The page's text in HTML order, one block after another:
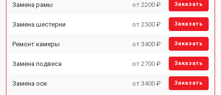
Замена рамы от 2200 ₽ Заказать
Замена шестерни от 2500 ₽ Заказать
Ремонт камеры от 3400 ₽ Заказать
Замена подвеса от 2700 ₽ Заказать
Замена оси от 3400 ₽ Заказать